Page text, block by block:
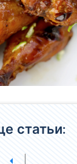
статьи: